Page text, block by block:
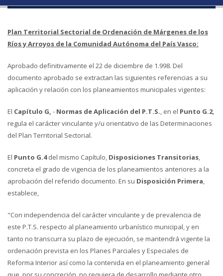
Plan Territorial Sectorial de Ordenación de Márgenes de los
Ríos y Arroyos de la Comunidad Autónoma del País Vasco:
Aprobado definitivamente el 22 de diciembre de 1.998. Del
documento aprobado se extractan las siguientes referencias a su
aplicación y relación con los planeamientos municipales vigentes:
El Capítulo G, - Normas de Aplicación del P.T.S., en el Punto G.2,
regula el carácter vinculante y/u orientativo de las Determinaciones
del Plan Territorial Sectorial.
El Punto G.4del mismo Capítulo, Disposiciones Transitorias,
concreta el grado de vigencia de los planeamientos anteriores a la
aprobación del referido documento. En su Disposición Primera,
establece,
"Con independencia del carácter vinculante y de prevalencia de
este P.T.S. respecto al planeamiento urbanístico municipal, y en
tanto no transcurra su plazo de ejecución, se mantendrá vigente la
ordenación prevista en los Planes Parciales y Especiales de
Reforma Interior así como la contenida en el planeamiento general